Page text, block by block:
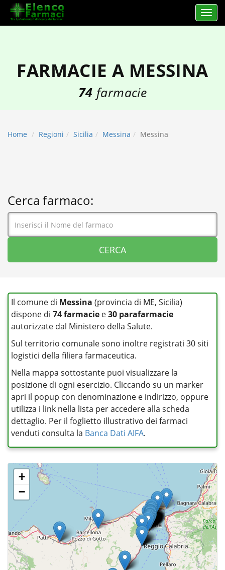
Apri
elencofarmaci.it
FARMACIE A MESSINA
74 farmacie
Home Regioni Sicilia Messina Messina
Cerca farmaco:
Il comune di Messina (provincia di ME, Sicilia)
dispone di 74 farmacie e30 parafarmacie
autorizzate dal Ministero della Salute.
Sul territorio comunale sono inoltre registrati 30 siti
logistici della filiera farmaceutica.
Nella mappa sottostante puoi visualizzare la
posizione di ogni esercizio. Cliccando su un marker
apri il popup con denominazione e indirizzo, oppure
utilizza i link nella lista per accedere alla scheda
dettaglio. Per il foglietto illustrativo dei farmaci
venduti consulta la Banca Dati AIFA.
+
−